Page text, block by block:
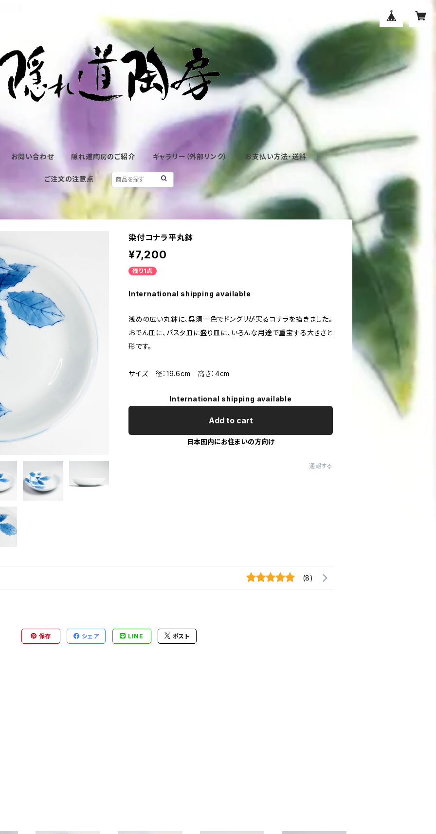
お問い合わせ 隠れ道陶房のご紹介 ギャラリー（外部リンク） お支払い方法・送料
ご注文の注意点
染付コナラ平丸鉢
¥7,200
残り1点
International shipping available
浅めの広い丸鉢に、呉須一色でドングリが実るコナラを描きました。
おでん皿に、パスタ皿に盛り皿に、いろんな用途で重宝する大きさと
形です。
サイズ 径：19.6cm 高さ：4cm
International shipping available
Add to cart
日本国内にお住まいの方向け
通報する
(8)
保存 シェア LINE ポスト